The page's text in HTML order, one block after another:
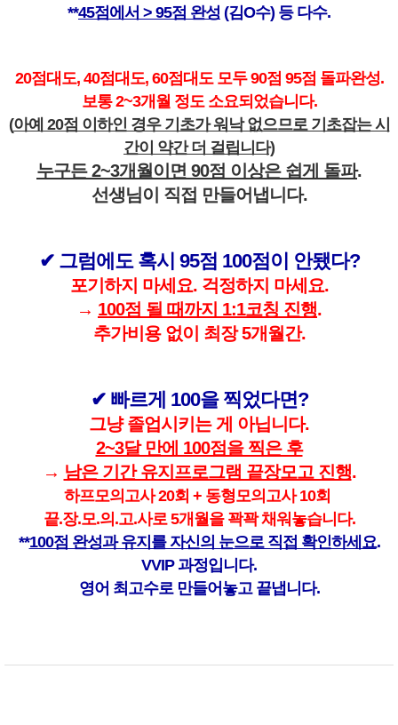
**45점에서 > 95점 완성 (김O수) 등다수.
20점대도, 40점대도, 60점대도 모두 90점 95점 돌파완성.
보통 2~3개월 정도 소요되었습니다.
(아예 20점 이하인 경우 기초가 워낙 없으므로 기초잡는 시
간이 약간 더 걸립니다)
누구든 2~3개월이면 90점 이상은 쉽게 돌파.
선생님이 직접 만들어냅니다.
✔ 그럼에도 혹시 95점 100점이 안됐다?
포기하지 마세요. 걱정하지 마세요.
→ 100점 될 때까지 1:1코칭 진행.
추가비용 없이 최장 5개월간.
✔ 빠르게 100을 찍었다면?
그냥 졸업시키는 게 아닙니다.
2~3달 만에 100점을 찍은 후
→ 남은 기간 유지프로그램 끝장모고 진행.
하프모의고사 20회 + 동형모의고사 10회
끝.장.모.의.고.사로 5개월을 꽉꽉 채워놓습니다.
**100점 완성과 유지를 자신의 눈으로 직접 확인하세요.
VVIP 과정입니다.
영어 최고수로 만들어놓고 끝냅니다.